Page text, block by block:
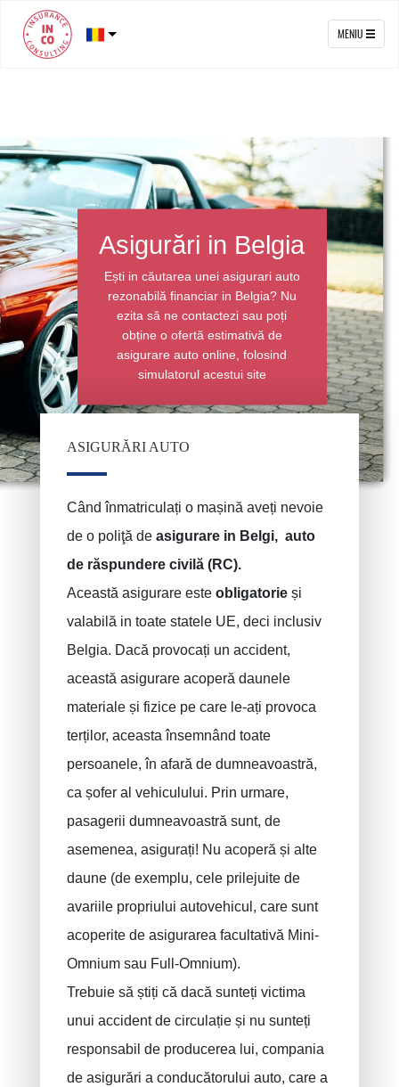
MENIU
Asigurări in Belgia
Ești in căutarea unei asigurari auto
rezonabilă financiar in Belgia? Nu
ezita să ne contactezi sau poți
obține o ofertă estimativă de
asigurare auto online, folosind
simulatorul acestui site
ASIGURĂRI AUTO
Când înmatriculați o mașină aveți nevoie
de o poliţă de asigurare in Belgi, auto
de răspundere civilă (RC).
Această asigurare esteobligatorieși
valabilă in toate statele UE, deci inclusiv
Belgia. Dacă provocați un accident,
această asigurare acoperă daunele
materiale și fizice pe care le-ați provoca
terților, aceasta însemnând toate
persoanele, în afară de dumneavoastră,
ca șofer al vehiculului. Prin urmare,
pasagerii dumneavoastră sunt, de
asemenea, asigurați! Nu acoperă și alte
daune (de exemplu, cele prilejuite de
avariile propriului autovehicul, care sunt
acoperite de asigurarea facultativă Mini-
Omnium sau Full-Omnium).
Trebuie să știți că dacă sunteți victima
unui accident de circulație și nu sunteți
responsabil de producerea lui, compania
de asigurări a conducătorului auto, care a